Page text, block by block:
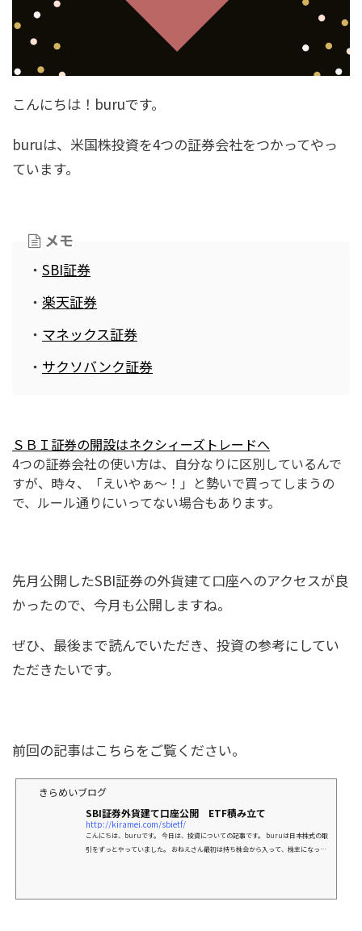
こんにちは！buruです。
buruは、米国株投資を4つの証券会社をつかってやっ
ています。
メモ
・ SBI証券
・ 楽天証券
・ マネックス証券
・ サクソバンク証券
ＳＢＩ証券の開設はネクシィーズトレードへ
4つの証券会社の使い方は、自分なりに区別しているんで
すが、時々、「えいやぁ～！」と勢いで買ってしまうの
で、ルール通りにいってない場合もあります。
先月公開したSBI証券の外貨建て口座へのアクセスが良
かったので、今月も公開しますね。
ぜひ、最後まで読んでいただき、投資の参考にしてい
ただきたいです。
前回の記事はこちらをご覧ください。
きらめいブログ
SBI証券外貨建て口座公開 ETF積み立て
http://kiramei.com/sbietf/
こんにちは、buruです。 今日は、投資についての記事です。 buruは日本株式の取
引をずっとやっていました。 おねえさん最初は持ち株会から入って、株主になった